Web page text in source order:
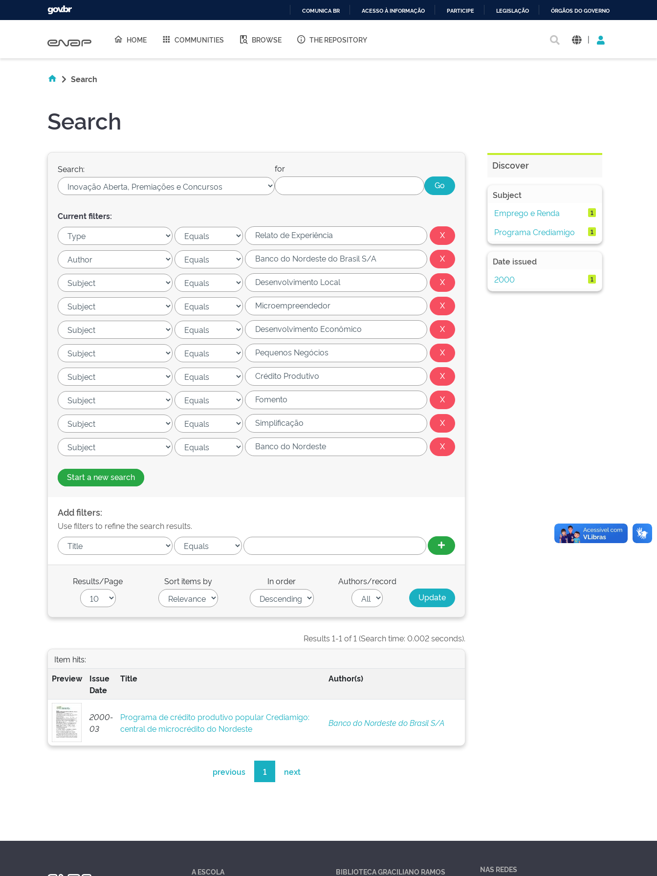
O
COMUNICA BR ACESSO À INFORMAÇÃO PARTICIPE LEGISLAÇÃO ÓRGÃOS DO GOVERNO
HOME COMMUNITIES BROWSE THE REPOSITORY |
Search
Search
Search: for
Current filters:
Start a new search
Add filters:
Use filters to refine the search results.
Results/Page Sort items by In order Authors/record
Results 1-1 of 1 (Search time: 0.002 seconds).
Item hits:
Preview
Issue
Date
Title Author(s)
2000-
03
Programa de crédito produtivo popular Crediamigo:
central de microcrédito do Nordeste
Banco do Nordeste do Brasil S/A
previous 1 next
Discover
Subject
Emprego e Renda
1
Programa Crediamigo 1
Date issued
2000
1
A ESCOLA BIBLIOTECA GRACILIANO RAMOS NAS REDES